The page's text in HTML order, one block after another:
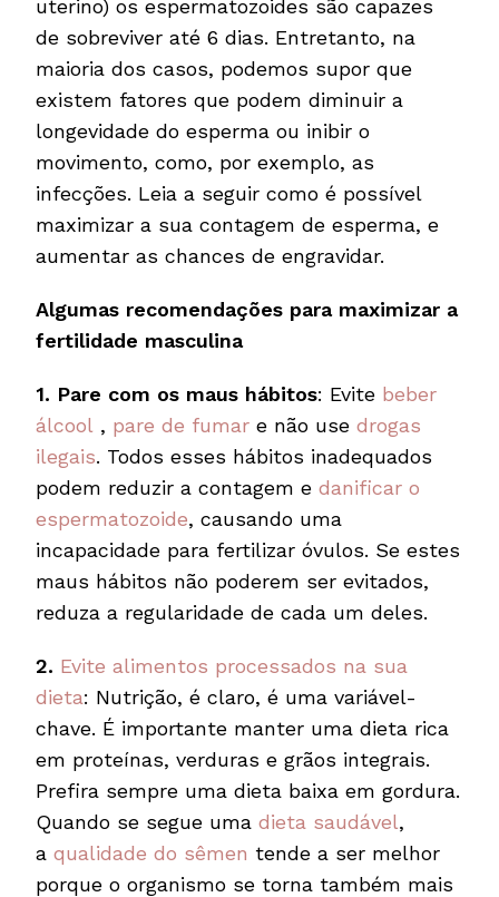
uterino) os espermatozoides são capazes
de sobreviver até 6 dias. Entretanto, na
maioria dos casos, podemos supor que
existem fatores que podem diminuir a
longevidade do esperma ou inibir o
movimento, como, por exemplo, as
infecções. Leia a seguir como é possível
maximizar a sua contagem de esperma, e
aumentar as chances de engravidar.
Algumas recomendações para maximizar a
fertilidade masculina
1. Pare com os maus hábitos: Evite beber
álcool , pare de fumar e não usedrogas
ilegais. Todos esses hábitos inadequados
podem reduzir a contagem edanificar o
espermatozoide, causando uma
incapacidade para fertilizar óvulos. Se estes
maus hábitos não poderem ser evitados,
reduza a regularidade de cada um deles.
2. Evite alimentos processados na sua
dieta: Nutrição, é claro, é uma variável-
chave. É importante manter uma dieta rica
em proteínas, verduras e grãos integrais.
Prefira sempre uma dieta baixa em gordura.
Quando se segue umadieta saudável,
aqualidade do sêmen tende a ser melhor
porque o organismo se torna também mais